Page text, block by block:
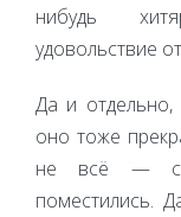
нибудь
удовольствие
Да и отдельно,
оно тоже
не всё —
поместились.